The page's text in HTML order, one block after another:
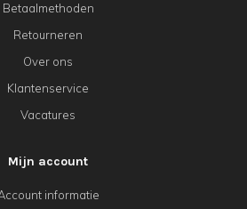
Betaalmethoden
Retourneren
Over ons
Klantenservice
Vacatures
Mijn account
informatie